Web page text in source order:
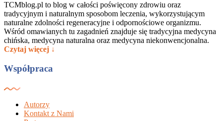
TCMblog.pl to blog w całości poświęcony zdrowiu oraz
tradycyjnym i naturalnym sposobom leczenia, wykorzystującym
naturalne zdolności regeneracyjne i odpornościowe organizmu.
Wśród omawianych tu zagadnień znajduje się tradycyjna medycyna
chińska, medycyna naturalna oraz medycyna niekonwencjonalna.
Czytaj więcej ↓
Współpraca
Autorzy
Kontakt z Nami